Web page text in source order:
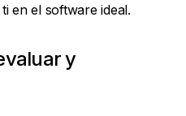
en el software ideal.
y